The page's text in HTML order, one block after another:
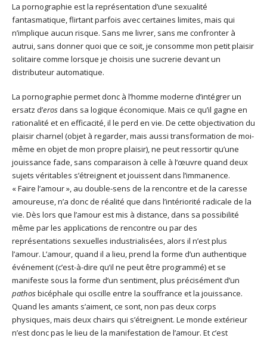
La pornographie est la représentation d’une sexualité
fantasmatique, flirtant parfois avec certaines limites, mais qui
n’implique aucun risque. Sans me livrer, sans me confronter à
autrui, sans donner quoi que ce soit, je consomme mon petit plaisir
solitaire comme lorsque je choisis une sucrerie devant un
distributeur automatique.
La pornographie permet donc à l’homme moderne d’intégrer un
ersatz d’erosdans sa logique économique. Mais ce qu’il gagne en
rationalité et en efficacité, il le perd en vie. De cette objectivation du
plaisir charnel (objet à regarder, mais aussi transformation de moi-
même en objet de mon propre plaisir), ne peut ressortir qu’une
jouissance fade, sans comparaison à celle à l’œuvre quand deux
sujets véritables s’étreignent et jouissent dans l’immanence.
« Faire l’amour », au double-sens de la rencontre et de la caresse
amoureuse, n’a donc de réalité que dans l’intériorité radicale de la
vie. Dès lors que l’amour est mis à distance, dans sa possibilité
même par les applications de rencontre ou par des
représentations sexuelles industrialisées, alors il n’est plus
l’amour. L’amour, quand il a lieu, prend la forme d’un authentique
événement (c’est-à-dire qu’il ne peut être programmé) et se
manifeste sous la forme d’un sentiment, plus précisément d’un
pathosbicéphale qui oscille entre la souffrance et la jouissance.
Quand les amants s’aiment, ce sont, non pas deux corps
physiques, mais deux chairs qui s’étreignent. Le monde extérieur
n’est donc pas le lieu de la manifestation de l’amour. Et c’est